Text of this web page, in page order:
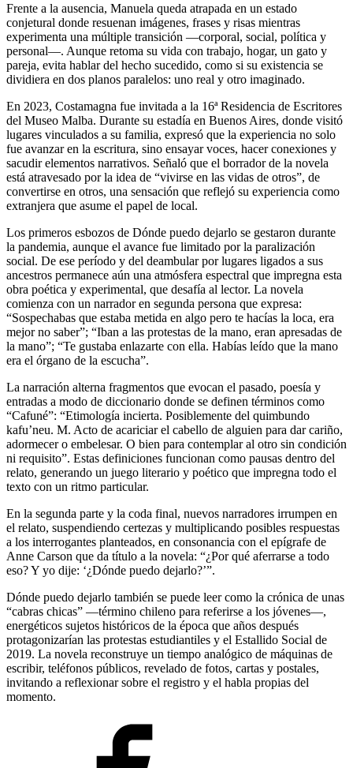
Frente a la ausencia, Manuela queda atrapada en un estado
conjetural donde resuenan imágenes, frases y risas mientras
experimenta una múltiple transición —corporal, social, política y
personal—. Aunque retoma su vida con trabajo, hogar, un gato y
pareja, evita hablar del hecho sucedido, como si su existencia se
dividiera en dos planos paralelos: uno real y otro imaginado.
En 2023, Costamagna fue invitada a la 16ª Residencia de Escritores
del Museo Malba. Durante su estadía en Buenos Aires, donde visitó
lugares vinculados a su familia, expresó que la experiencia no solo
fue avanzar en la escritura, sino ensayar voces, hacer conexiones y
sacudir elementos narrativos. Señaló que el borrador de la novela
está atravesado por la idea de “vivirse en las vidas de otros”, de
convertirse en otros, una sensación que reflejó su experiencia como
extranjera que asume el papel de local.
Los primeros esbozos de Dónde puedo dejarlo se gestaron durante
la pandemia, aunque el avance fue limitado por la paralización
social. De ese período y del deambular por lugares ligados a sus
ancestros permanece aún una atmósfera espectral que impregna esta
obra poética y experimental, que desafía al lector. La novela
comienza con un narrador en segunda persona que expresa:
“Sospechabas que estaba metida en algo pero te hacías la loca, era
mejor no saber”; “Iban a las protestas de la mano, eran apresadas de
la mano”; “Te gustaba enlazarte con ella. Habías leído que la mano
era el órgano de la escucha”.
La narración alterna fragmentos que evocan el pasado, poesía y
entradas a modo de diccionario donde se definen términos como
“Cafuné”: “Etimología incierta. Posiblemente del quimbundo
kafu’neu. M. Acto de acariciar el cabello de alguien para dar cariño,
adormecer o embelesar. O bien para contemplar al otro sin condición
ni requisito”. Estas definiciones funcionan como pausas dentro del
relato, generando un juego literario y poético que impregna todo el
texto con un ritmo particular.
En la segunda parte y la coda final, nuevos narradores irrumpen en
el relato, suspendiendo certezas y multiplicando posibles respuestas
a los interrogantes planteados, en consonancia con el epígrafe de
Anne Carson que da título a la novela: “¿Por qué aferrarse a todo
eso? Y yo dije: ‘¿Dónde puedo dejarlo?’”.
Dónde puedo dejarlo también se puede leer como la crónica de unas
“cabras chicas” —término chileno para referirse a los jóvenes—,
energéticos sujetos históricos de la época que años después
protagonizarían las protestas estudiantiles y el Estallido Social de
2019. La novela reconstruye un tiempo analógico de máquinas de
escribir, teléfonos públicos, revelado de fotos, cartas y postales,
invitando a reflexionar sobre el registro y el habla propias del
momento.